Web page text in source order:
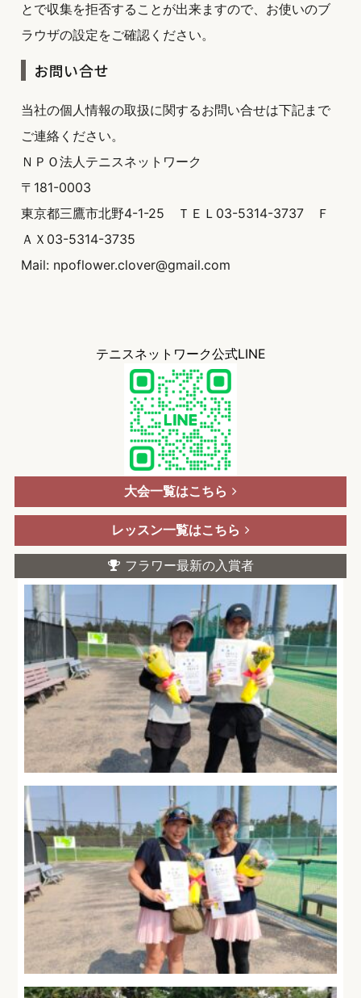
とで収集を拒否することが出来ますので、お使いのブ
ラウザの設定をご確認ください。
お問い合せ
当社の個人情報の取扱に関するお問い合せは下記まで
ご連絡ください。
ＮＰＯ法人テニスネットワーク
〒181-0003
東京都三鷹市北野4-1-25 ＴＥＬ03-5314-3737 Ｆ
ＡＸ03-5314-3735
Mail: npoflower.clover@gmail.com
テニスネットワーク公式LINE
大会一覧はこちら
レッスン一覧はこちら
フラワー最新の入賞者